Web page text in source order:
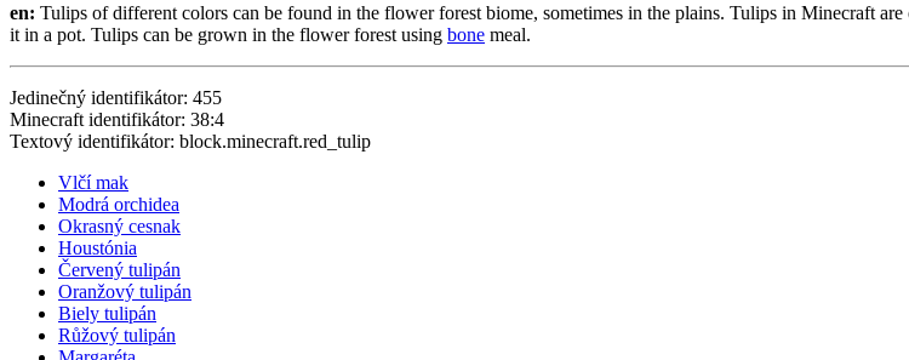
en: Tulips of different colors can be found in the flower forest biome, sometimes in the plains. Tulips in Minecraft
it in a pot. Tulips can be grown in the flower forest using bone meal.
Jedinečný identifikátor: 455
Minecraft identifikátor: 38:4
Textový identifikátor: block.minecraft.red_tulip
Vlčí mak
Modrá orchidea
Okrasný cesnak
Houstónia
Červený tulipán
Oranžový tulipán
Biely tulipán
Růžový tulipán